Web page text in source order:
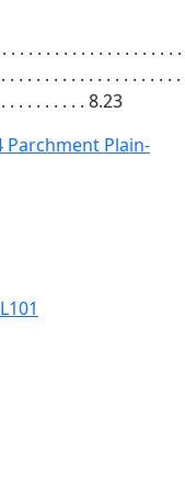
. . . . . . . . . . . . . . . . . . . .
. . . . . . . . . . . . . . . . . . . .
. . . . . . . . . 8.23
Parchment Plain-